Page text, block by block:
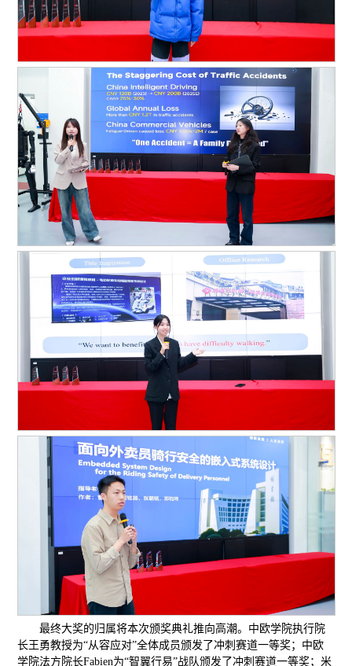
最终大奖的归属将本次颁奖典礼推向高潮。中欧学院执行院
长王勇教授为“从容应对”全体成员颁发了冲刺赛道一等奖；中欧
学院法方院长Fabien为“智翼行易”战队颁发了冲刺赛道一等奖；米